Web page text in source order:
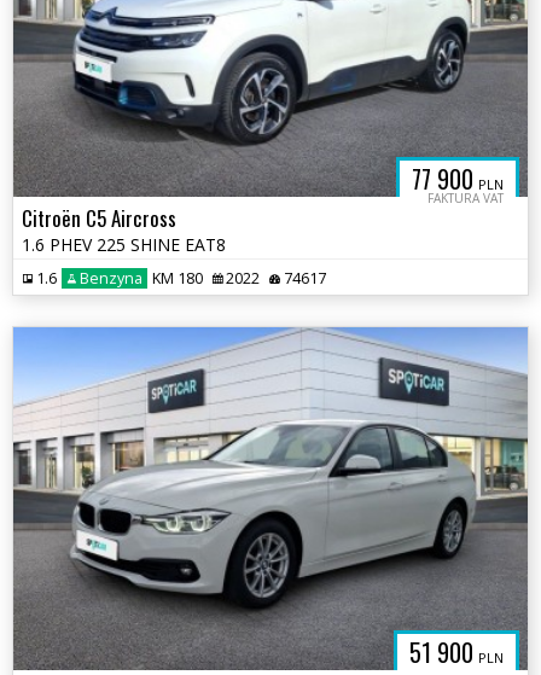
77 900 PLN
FAKTURA VAT
Citroën C5 Aircross
1.6 PHEV 225 SHINE EAT8
1.6 Benzyna KM 180 2022 74617
51 900 PLN